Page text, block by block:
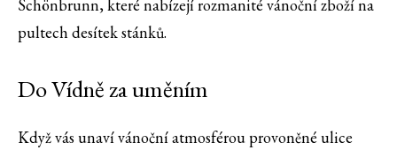
Schönbrunn, které nabízejí rozmanité vánoční zboží na
pultech desítek stánků.
Do Vídně za uměním
Když vás unaví vánoční atmosférou provoněné ulice